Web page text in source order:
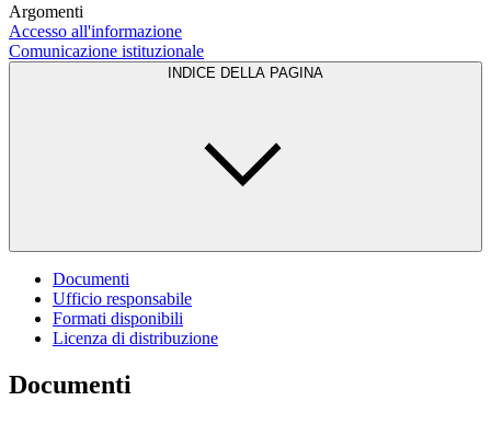
Argomenti
Accesso all'informazione
Comunicazione istituzionale
INDICE DELLA PAGINA
Documenti
Ufficio responsabile
Formati disponibili
Licenza di distribuzione
Documenti